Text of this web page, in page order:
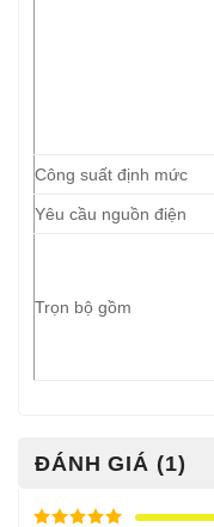
Công suất định mức
Yêu cầu nguồn điện
Trọn bộ gồm
ĐÁNH GIÁ (1)